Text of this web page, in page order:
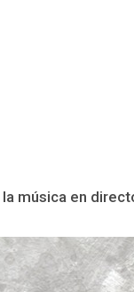
música en